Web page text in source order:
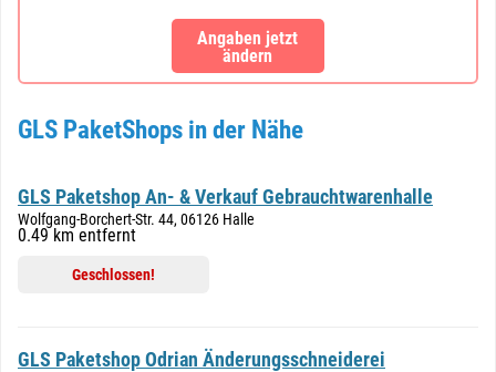
Angaben jetzt
ändern
GLS PaketShops in der Nähe
GLS Paketshop An- & Verkauf Gebrauchtwarenhalle
Wolfgang-Borchert-Str. 44, 06126 Halle
0.49 km entfernt
Geschlossen!
GLS Paketshop Odrian Änderungsschneiderei